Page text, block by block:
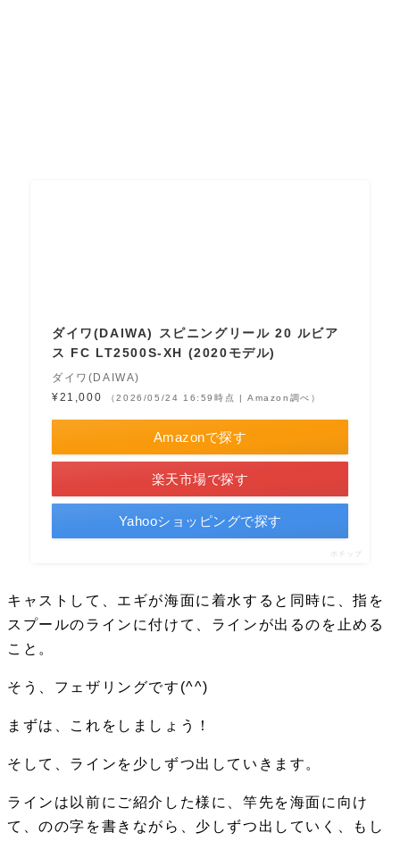
ダイワ(DAIWA) スピニングリール 20 ルビア
ス FC LT2500S-XH (2020モデル)
ダイワ(DAIWA)
¥21,000
（2026/05/24 16:59時点 | Amazon調べ）
Amazonで探す
楽天市場で探す
Yahooショッピングで探す
ポチップ
キャストして、エギが海面に着水すると同時に、指を
スプールのラインに付けて、ラインが出るのを止める
こと。
そう、 フェザリングです(^^)
まずは、これをしましょう！
そして、ラインを少しずつ出していきます。
ラインは以前にご紹介した様に、竿先を海面に向け
て、のの字を書きながら、少しずつ出していく、もし